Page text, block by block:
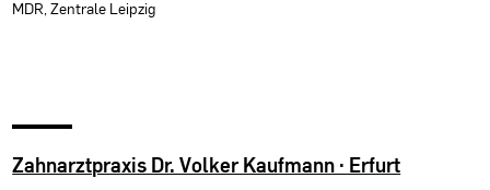
MDR, Zentrale Leipzig
Zahnarztpraxis Dr. Volker Kaufmann · Erfurt